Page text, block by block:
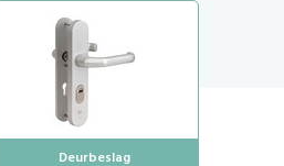
Deurbeslag